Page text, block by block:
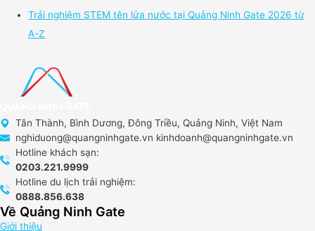
Trải nghiệm STEM tên lửa nước tại Quảng Ninh Gate 2026 từ
A-Z
Tân Thành, Bình Dương, Đông Triều, Quảng Ninh, Việt Nam
nghiduong@quangninhgate.vn kinhdoanh@quangninhgate.vn
Hotline khách sạn:
0203.221.9999
Hotline du lịch trải nghiệm:
0888.856.638
Về Quảng Ninh Gate
Giới thiệu